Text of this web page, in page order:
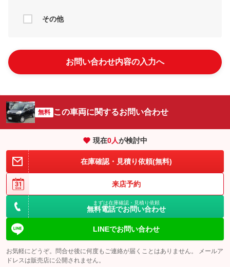
その他
お問い合わせ内容の入力へ
無料 この車両に関するお問い合わせ
現在0人が検討中
在庫確認・見積り依頼(無料)
来店予約
まずは在庫確認・見積り依頼
無料電話でお問い合わせ
LINEでお問い合わせ
お気軽にどうぞ。問合せ後に何度もご連絡が届くことはありません。 メールア
ドレスは販売店に公開されません。